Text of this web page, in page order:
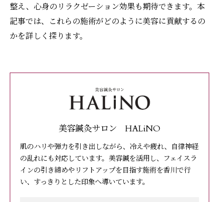
整え、心身のリラクゼーション効果も期待できます。本
記事では、これらの施術がどのように美容に貢献するの
かを詳しく探ります。
美容鍼灸サロン HALiNO
肌のハリや弾力を引き出しながら、冷えや疲れ、自律神経
の乱れにも対応しています。美容鍼を活用し、フェイスラ
インの引き締めやリフトアップを目指す施術を香川で行
い、すっきりとした印象へ導いています。